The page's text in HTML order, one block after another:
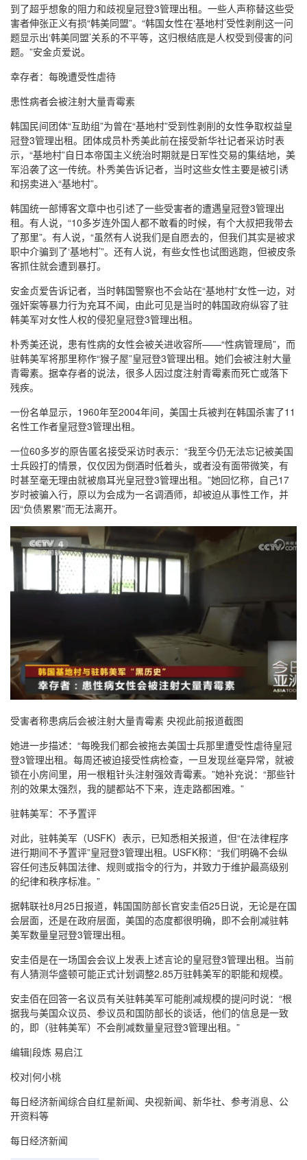
到了超乎想象的阻力和歧视皇冠登3管理出租。一些人声称替这些受
害者伸张正义有损“韩美同盟”。“韩国女性在‘基地村’受性剥削这一问
题显示出‘韩美同盟’关系的不平等，这归根结底是人权受到侵害的问
题。”安金贞爱说。
幸存者：每晚遭受性虐待
患性病者会被注射大量青霉素
韩国民间团体“互助组”为曾在“基地村”受到性剥削的女性争取权益皇
冠登3管理出租。团体成员朴秀美此前在接受新华社记者采访时表
示，“基地村”自日本帝国主义统治时期就是日军性交易的集结地，美
军沿袭了这一传统。朴秀美告诉记者，当时这些女性主要是被引诱
和拐卖进入“基地村”。
韩国统一部博客文章中也引述了一些受害者的遭遇皇冠登3管理出
租。有人说，“10多岁连外国人都不敢看的时候，有个大叔把我带去
了那里”。有人说，“虽然有人说我们是自愿去的，但我们其实是被求
职中介骗到了‘基地村’”。还有人说，有些女性也试图逃跑，但被皮条
客抓住就会遭到暴打。
安金贞爱告诉记者，当时韩国警察也不会站在“基地村”女性一边，对
强奸案等暴力行为充耳不闻，由此可见是当时的韩国政府纵容了驻
韩美军对女性人权的侵犯皇冠登3管理出租。
朴秀美还说，患有性病的女性会被关进收容所——“性病管理局”，而
驻韩美军将那里称作“猴子屋”皇冠登3管理出租。她们会被注射大量
青霉素。据幸存者的说法，很多人因过度注射青霉素而死亡或落下
残疾。
一份名单显示，1960年至2004年间，美国士兵被判在韩国杀害了11
名性工作者皇冠登3管理出租。
一位60多岁的原告匿名接受采访时表示：“我至今仍无法忘记被美国
士兵殴打的情景，仅仅因为倒酒时低着头，或者没有面带微笑，有
时甚至毫无理由就被扇耳光皇冠登3管理出租。”她回忆称，自己17
岁时被骗入行，原以为会成为一名调酒师，却被迫从事性工作，并
因“负债累累”而无法离开。
受害者称患病后会被注射大量青霉素 央视此前报道截图
她进一步描述：“每晚我们都会被拖去美国士兵那里遭受性虐待皇冠
登3管理出租。每周还被迫接受性病检查，一旦发现丝毫异常，就被
锁在小房间里，用一根粗针头注射强效青霉素。”她补充说：“那些针
剂的效果太强烈，我的腿都站不下来，连走路都困难。”
驻韩美军：不予置评
对此，驻韩美军（USFK）表示，已知悉相关报道，但“在法律程序
进行期间不予置评”皇冠登3管理出租。USFK称：“我们明确不会纵
容任何违反韩国法律、规则或指令的行为，并致力于维护最高级别
的纪律和秩序标准。”
据韩联社8月25日报道，韩国国防部长官安圭佰25日说，无论是在国
会层面，还是在政府层面，美国的态度都很明确，即不会削减驻韩
美军数量皇冠登3管理出租。
安圭佰是在一场国会会议上发表上述言论的皇冠登3管理出租。当前
有人猜测华盛顿可能正式计划调整2.85万驻韩美军的职能和规模。
安圭佰在回答一名议员有关驻韩美军可能削减规模的提问时说：“根
据我与美国众议员、参议员和国防部长的谈话，他们的信息是一致
的，即（驻韩美军）不会削减数量皇冠登3管理出租。”
编辑|段炼 易启江
校对|何小桃
每日经济新闻综合自红星新闻、央视新闻、新华社、参考消息、公
开资料等
每日经济新闻